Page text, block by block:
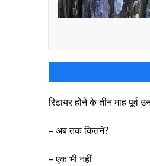
रिटायर होने के तीन माह पूर्व
– अब तक कितने?
– एक भी नहीं